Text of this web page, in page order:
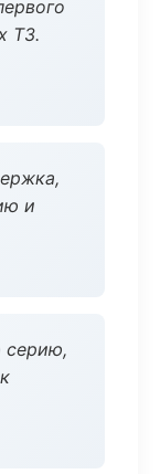
ТЗ.
и
серию,